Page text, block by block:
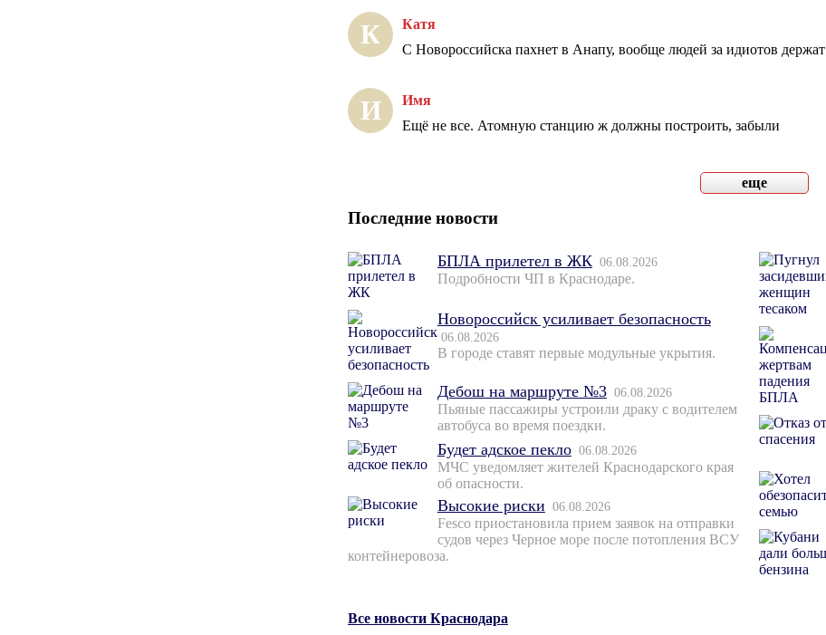
К Катя
С Новороссийска пахнет в Анапу, вообще людей за идиотов держат
И Имя
Ещё не все. Атомную станцию ж должны построить, забыли
еще
Последние новости
БПЛА прилетел в ЖК 06.08.2026
Подробности ЧП в Краснодаре.
Новороссийск усиливает безопасность
06.08.2026
В городе ставят первые модульные укрытия.
Дебош на маршруте №3 06.08.2026
Пьяные пассажиры устроили драку с водителем
автобуса во время поездки.
Будет адское пекло 06.08.2026
МЧС уведомляет жителей Краснодарского края
об опасности.
Высокие риски 06.08.2026
Fesco приостановила прием заявок на отправки
судов через Черное море после потопления ВСУ
контейнеровоза.
Все новости Краснодара